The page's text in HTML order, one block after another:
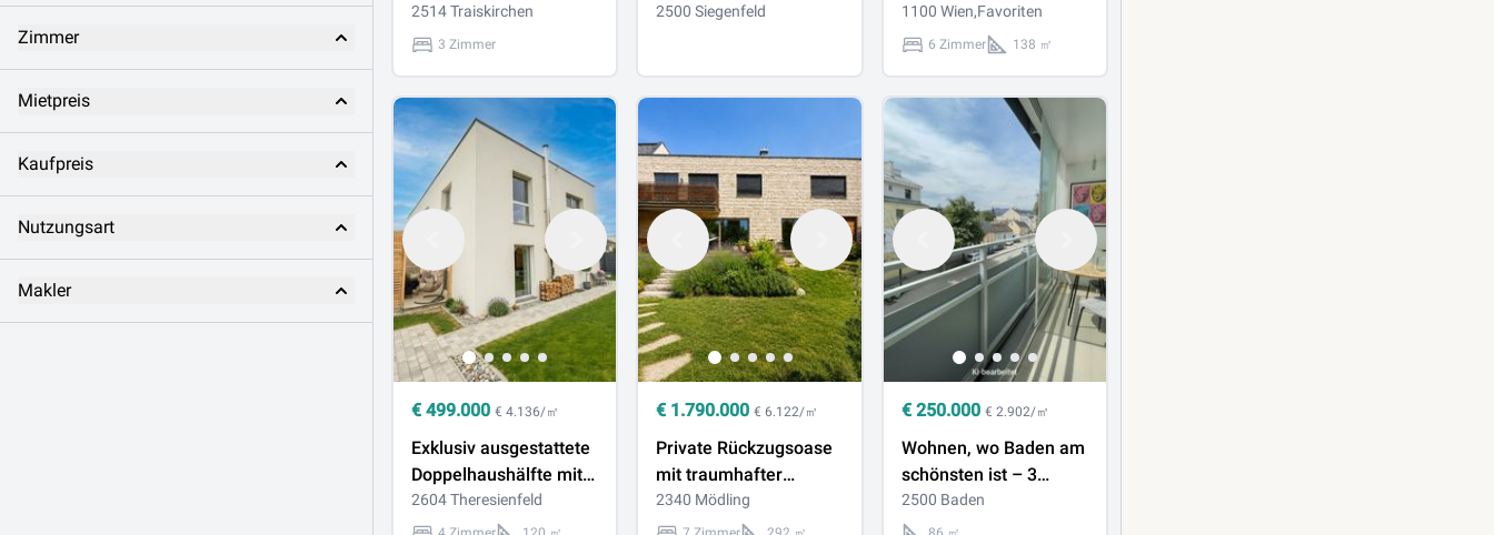
Zimmer
Mietpreis
Kaufpreis
Nutzungsart
Makler
in Traiskirchen!
2514 Traiskirchen
3 Zimmer
Siegenfeld
2500 Siegenfeld
Infrastruktur
1100 Wien,Favoriten
6 Zimmer 138 ㎡
€ 499.000 € 4.136/㎡
Exklusiv ausgestattete
Doppelhaushälfte mit
hohem Wohnkomfort
2604 Theresienfeld
€ 1.790.000 € 6.122/㎡
Private Rückzugsoase
mit traumhafter
Naturkulisse in
Mödling
2340 Mödling
€ 250.000 € 2.902/㎡
Wohnen, wo Baden am
schönsten ist – 3
Zimmer in Ruhelage
nahe Kurpark &
2500 Baden